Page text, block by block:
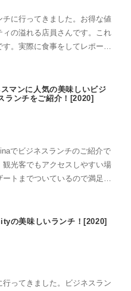
に行ってきました。お得な値
の溢れる店員さんです。これ
。実際に食事をしてレポート
スマンに人気の美味しいビジ
ランチをご紹介！[2020]
でビジネスランチのご紹介で
光客でもアクセスしやすい場
トまでついているので満足で
の美味しいランチ！[2020]
ってきました。ビジネスラン